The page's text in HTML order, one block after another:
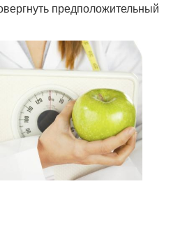
предположительный